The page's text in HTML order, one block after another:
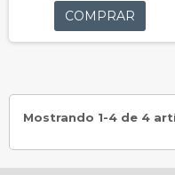
COMPRAR
Mostrando 1-4 de 4